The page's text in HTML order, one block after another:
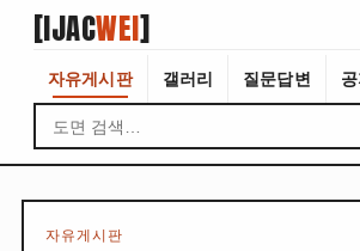
[IJACWEI]
자유게시판 갤러리 질문답변
자유게시판